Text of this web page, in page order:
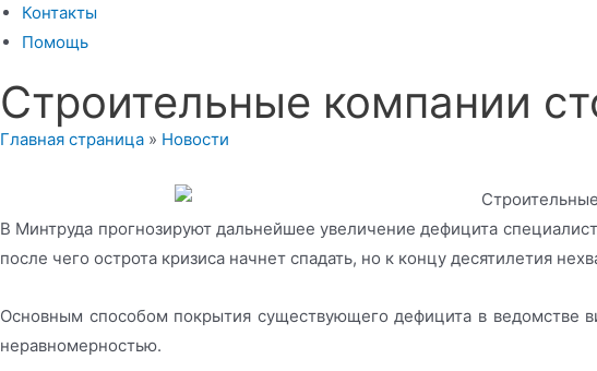
Контакты
Помощь
Строительные компании
Главная страница » Новости
В Минтруда прогнозируют дальнейшее увеличение дефицита
после чего острота кризиса начнет спадать, но к концу десятилетия
Основным способом покрытия существующего дефицита в ведомстве
неравномерностью.